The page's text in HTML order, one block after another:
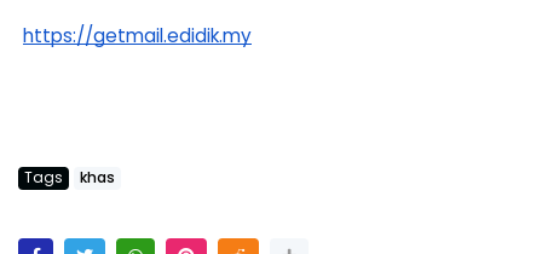
https://getmail.edidik.my
Tags khas